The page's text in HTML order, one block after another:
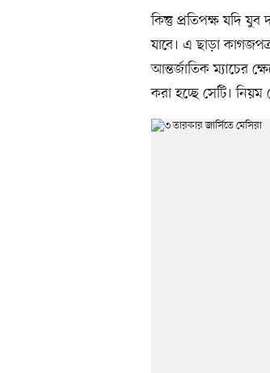
কিন্তু প্রতিপক্ষ যদি যুব
যাবে। এ ছাড়া
আন্তর্জাতিক ম্যাচের
করা হচ্ছে সেটি।